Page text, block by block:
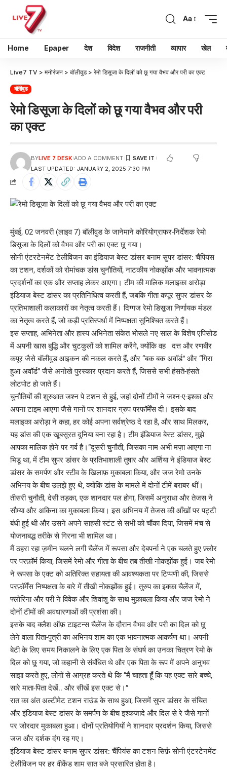
Aa
Home Epaper देश विदेश राजनीती व्यापार खेल
Live7 TV > मनोरंजन > बॉलीवुड> रेमो डिसूजा के दिलों को छू गया वैभव और परी का एक्ट
बॉलीवुड
रेमो डिसूजा के दिलों को छू गया वैभव और परी
का एक्ट
LAST UPDATED: JANUARY 2, 2025 7:30 PM
BYLIVE 7 DESK ADD A COMMENT
मुंबई, 02 जनवरी (लाइव 7) बॉलीवुड के जानेमाने कोरियोग्राफर-निर्देशक रेमो
डिसूजा के दिलों को वैभव और परी का एक्ट छू गया।
सोनी एंटरटेनमेंट टेलीविजन का इंडियाज बेस्ट डांसर बनाम सुपर डांसर: चैंपियंस
का टशन, दर्शकों को रोमांचक डांस चुनौतियों, नाटकीय नोकझोंक और भावनात्मक
प्रदर्शनों का एक और सप्ताह लेकर आएगा। टीम की मालिक मलाइका अरोड़ा
इंडियाज बेस्ट डांसर का प्रतिनिधित्व करती हैं, जबकि गीता कपूर सुपर डांसर के
प्रतिभाशाली कलाकारों का नेतृत्व करती हैं। दिग्गज रेमो डिसूजा निर्णायक मंडल
का नेतृत्व करते हैं, जो कड़ी प्रतिस्पर्धा में निष्पक्षता सुनिश्चित करते हैं।
इस सप्ताह, अभिनेता और हास्य अभिनेता संकेत भोसले नए साल के विशेष एपिसोड
में अपनी खास बुद्धि और चुटकुलों को शामिल करेंगे, क्योंकि वह दत्त और रणबीर
कपूर जैसे बॉलीवुड आइकन की नकल करते हैं, और “बक बक अवॉर्ड” और “गिरा
हुआ अवॉर्ड” जैसे अनोखे पुरस्कार प्रदान करते हैं, जिससे सभी हंसते-हंसते
लोटपोट हो जाते हैं।
चुनौतियों की शुरुआत जश्न पे टशन से हुई, जहां दोनों टीमों ने जश्न-ए-इश्का और
अपना टाइम आएगा जैसे गानों पर शानदार ग्रुप परफॉर्मेंस दी। इसके बाद
मलाइका अरोड़ा ने कहा, हर कोई अपना सर्वश्रेष्ठ दे रहा है, और साथ मिलकर,
यह डांस की एक खूबसूरत दुनिया बना रहा है। टीम इंडियाज बेस्ट डांसर, मुझे
आपका मालिक होने पर गर्व है।”दूसरी चुनौती, जिसका नाम अभी मज़ा आएगा ना
भिडू था, में टीम सुपर डांसर के प्रतिभाशाली तुषार और अर्शिया ने इंडियाज बेस्ट
डांसर के समर्पण और स्टीव के खिलाफ़ मुकाबला किया, और जज रेमो उनके
अभिनय के बीच उलझे हुए थे, क्योंकि डांस के मामले में दोनों टीमें बराबर थीं।
तीसरी चुनौती, देसी तड़का, एक शानदार पल होगा, जिसमें अनुराधा और तेजस ने
सौम्या और अकिना का मुकाबला किया। इस अभिनय में तेजस की आँखों पर पट्टी
बंधी हुई थी और उसने अपने साहसी स्टंट से सभी को चौंका दिया, जिसमें मंच से
योजनाबद्ध तरीके से गिरना भी शामिल था।
मैं ठहरा रहा ज़मीन चलने लगी चैलेंज में रूपसा और देबपर्ना ने एक चलते हुए फ़्लोर
पर परफ़ॉर्म किया, जिसमें रेमो और गीता के बीच तब तीखी नोकझोंक हुई। जब रेमो
ने रूपसा के एक्ट को अतिरिक्त सहायता की आवश्यकता पर टिप्पणी की, जिससे
परफ़ॉर्मेंस निष्पक्षता के बारे में तीखी नोकझोंक हुई। तुरुप का इक्का चैलेंज में,
फ्लोरिना और परी ने विवेक और शिवांशु के साथ मुक़ाबला किया और जज रेमो ने
दोनों टीमों की अवधारणाओं की प्रशंसा की।
इसके बाद क्लैश ऑफ़ टाइटन्स चैलेंज के दौरान वैभव और परी का दिल को छू
लेने वाला पिता-पुत्री का अभिनय शाम का एक भावनात्मक आकर्षण था। अपनी
बेटी के लिए समय निकालने के लिए एक पिता के संघर्ष का उनका चित्रण रेमो के
दिल को छू गया, जो कहानी से संबंधित थे और एक पिता के रूप में अपने अनुभव
साझा करते हुए, लोगों से आग्रह करते थे कि “मैं चाहता हूँ कि यह एक्ट सारे बच्चे,
सारे माता-पिता देखें.. और सीखें इस एक्ट से।”
रात का अंत अल्टीमेट टशन राउंड के साथ हुआ, जिसमें सुपर डांसर के संचित
और इंडियाज बेस्ट डांसर के समर्पण के बीच इश्कजादे और दिल से रे जैसे गानों
पर जोरदार मुकाबला हुआ। दोनों प्रतियोगियों ने शानदार प्रदर्शन किया, जिससे
जज और दर्शक दंग रह गए।
इंडियाज बेस्ट डांसर बनाम सुपर डांसर: चैंपियंस का टशन सिर्फ़ सोनी एंटरटेनमेंट
टेलीविजन पर हर वीकेंड शाम सात बजे प्रसारित होता है।